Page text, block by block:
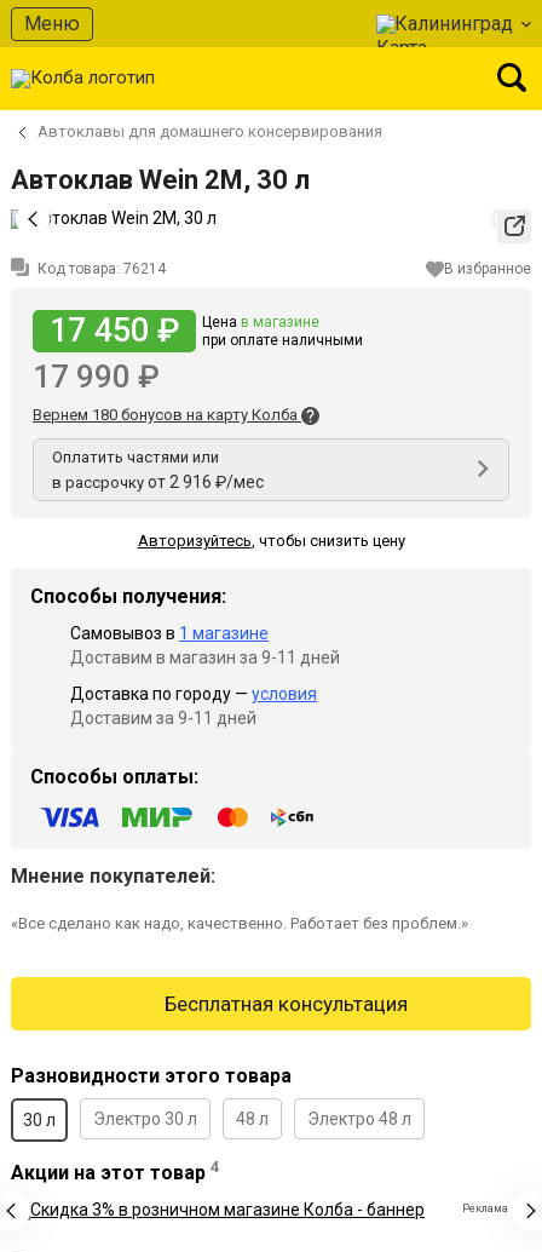
Меню Калининград
Автоклавы для домашнего консервирования
Автоклав Wein 2M, 30 л
Код товара: 76214 В избранное
17 450 ₽ Цена в магазине
при оплате наличными
17 990 ₽
Вернем 180 бонусов на карту Колба
Оплатить частями или
в рассрочку от 2 916 ₽/мес
Авторизуйтесь, чтобы снизить цену
Способы получения:
Самовывоз в 1 магазине
Доставим в магазин за 9-11 дней
Доставка по городу — условия
Доставим за 9-11 дней
Способы оплаты:
Мнение покупателей:
«Все сделано как надо, качественно. Работает без проблем.»
Бесплатная консультация
Разновидности этого товара
30 л Электро 30 л 48 л Электро 48 л
Акции на этот товар 4
Реклама